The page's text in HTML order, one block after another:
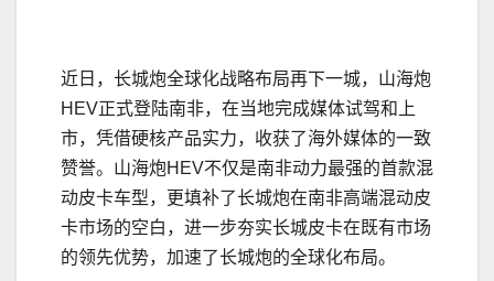
近日，长城炮全球化战略布局再下一城，山海炮
HEV正式登陆南非，在当地完成媒体试驾和上
市，凭借硬核产品实力，收获了海外媒体的一致
赞誉。山海炮HEV不仅是南非动力最强的首款混
动皮卡车型，更填补了长城炮在南非高端混动皮
卡市场的空白，进一步夯实长城皮卡在既有市场
的领先优势，加速了长城炮的全球化布局。